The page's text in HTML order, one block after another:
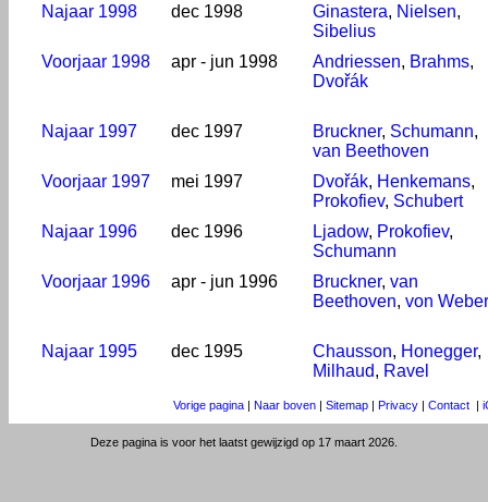
Najaar 1998
dec 1998 Ginastera, Nielsen,
Sibelius
Voorjaar 1998
apr - jun 1998 Andriessen, Brahms,
Dvořák
Najaar 1997 dec 1997 Bruckner, Schumann,
van Beethoven
Voorjaar 1997
mei 1997 Dvořák, Henkemans,
Prokofiev, Schubert
Najaar 1996
dec 1996 Ljadow, Prokofiev,
Schumann
Voorjaar 1996
apr - jun 1996 Bruckner, van
Beethoven, von Weber
Najaar 1995 dec 1995 Chausson, Honegger,
Milhaud, Ravel
Vorige pagina | Naar boven | Sitemap | Privacy | Contact |
Deze pagina is voor het laatst gewijzigd op 17 maart 2026.